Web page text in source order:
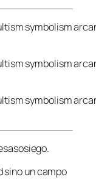
sino un campo